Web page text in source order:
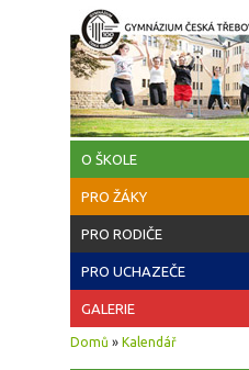
Přejít k hlavnímu obsahu
O ŠKOLE
PRO ŽÁKY
PRO RODIČE
PRO UCHAZEČE
GALERIE
Jste zde
Domů » Kalendář